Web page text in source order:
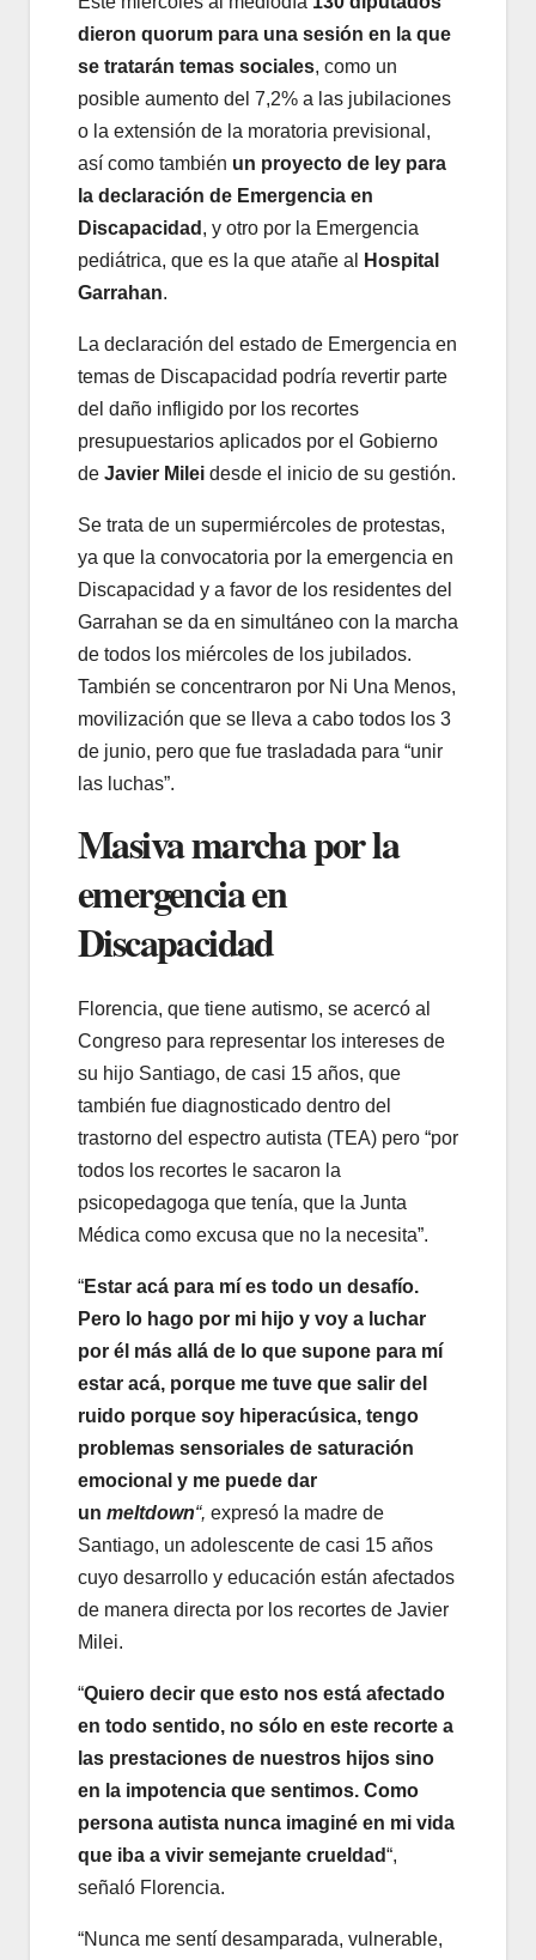
dieron quorum para una sesión en la que
se tratarán temas sociales, como un
posible aumento del 7,2% a las jubilaciones
o la extensión de la moratoria previsional,
así como también un proyecto de ley para
la declaración de Emergencia en
Discapacidad , y otro por la Emergencia
pediátrica, que es la que atañe al
Hospital
Garrahan.
La declaración del estado de Emergencia en
temas de Discapacidad podría revertir parte
del daño infligido por los recortes
presupuestarios aplicados por el Gobierno
de Javier Milei desde el inicio de su gestión.
Se trata de un supermiércoles de protestas,
ya que la convocatoria por la emergencia en
Discapacidad y a favor de los residentes del
Garrahan se da en simultáneo con la marcha
de todos los miércoles de los jubilados.
También se concentraron por Ni Una Menos,
movilización que se lleva a cabo todos los 3
de junio, pero que fue trasladada para “unir
las luchas”.
Masiva marcha por la
emergencia en
Discapacidad
Florencia, que tiene autismo, se acercó al
Congreso para representar los intereses de
su hijo Santiago, de casi 15 años, que
también fue diagnosticado dentro del
trastorno del espectro autista (TEA) pero “por
todos los recortes le sacaron la
psicopedagoga que tenía, que la Junta
Médica como excusa que no la necesita”.
“Estar acá para mí es todo un desafío.
Pero lo hago por mi hijo y voy a luchar
por él más allá de lo que supone para mí
estar acá, porque me tuve que salir del
ruido porque soy hiperacúsica, tengo
problemas sensoriales de saturación
emocional y me puede dar
un meltdown“, expresó la madre de
Santiago, un adolescente de casi 15 años
cuyo desarrollo y educación están afectados
de manera directa por los recortes de Javier
Milei.
“Quiero decir que esto nos está afectado
en todo sentido, no sólo en este recorte a
las prestaciones de nuestros hijos sino
en la impotencia que sentimos. Como
persona autista nunca imaginé en mi vida
que iba a vivir semejante crueldad“,
señaló Florencia.
“Nunca me sentí desamparada, vulnerable,